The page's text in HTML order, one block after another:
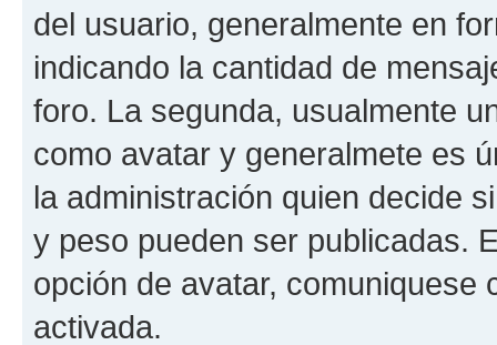
del usuario, generalmente en
indicando la cantidad de
foro. La segunda, usualmente
como avatar y generalmete es
la administración quien decide
y peso pueden ser publicadas.
opción de avatar, comuniquese
activada.